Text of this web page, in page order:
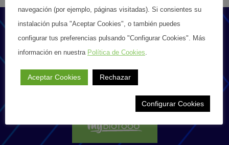
En el siguiente cuadro sugerimos las
elaboraciones que se pueden realizar con los
productos de Texturas y cuál es el más
Gelatina
Blanda con lácteos
Termoirreversible
fundirse)
Algin +
Calcic
, tu gestor de
pedidos online
Encuentra productos de temporada,
innovaciones y soluciones culinarias
navegación (por ejemplo, páginas visitadas). Si consientes su
instalación pulsa "Aceptar Cookies", o también puedes
configurar tus preferencias pulsando "Configurar Cookies". Más
información en nuestra Política de Cookies.
Aceptar Cookies Rechazar
Configurar Cookies